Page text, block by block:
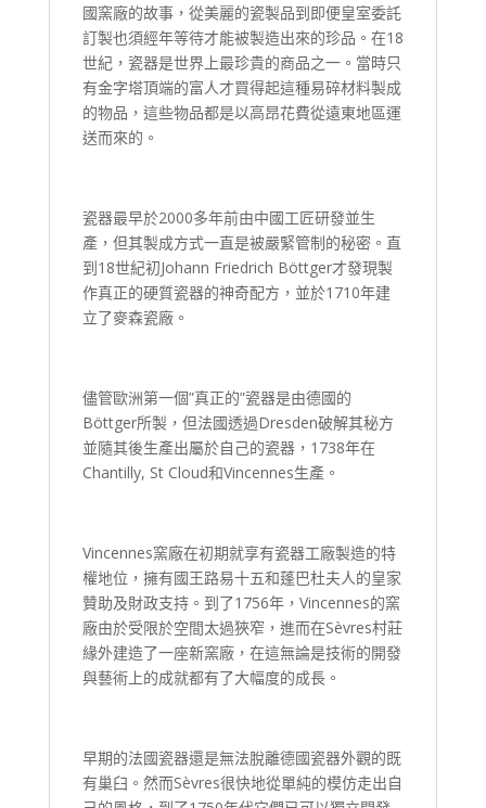
國窯廠的故事，從美麗的瓷製品到即便皇室委託
訂製也須經年等待才能被製造出來的珍品。在18
世紀，瓷器是世界上最珍貴的商品之一。當時只
有金字塔頂端的富人才買得起這種易碎材料製成
的物品，這些物品都是以高昂花費從遠東地區運
送而來的。
瓷器最早於2000多年前由中國工匠研發並生
產，但其製成方式一直是被嚴緊管制的秘密。直
到18世紀初Johann Friedrich Böttger才發現製
作真正的硬質瓷器的神奇配方，並於1710年建
立了麥森瓷廠。
儘管歐洲第一個”真正的”瓷器是由德國的
Böttger所製，但法國透過Dresden破解其秘方
並隨其後生產出屬於自己的瓷器，1738年在
Chantilly, St Cloud和Vincennes生產。
Vincennes窯廠在初期就享有瓷器工廠製造的特
權地位，擁有國王路易十五和蓬巴杜夫人的皇家
贊助及財政支持。到了1756年，Vincennes的窯
廠由於受限於空間太過狹窄，進而在Sèvres村莊
緣外建造了一座新窯廠，在這無論是技術的開發
與藝術上的成就都有了大幅度的成長。
早期的法國瓷器還是無法脫離德國瓷器外觀的既
有巢臼。然而Sèvres很快地從單純的模仿走出自